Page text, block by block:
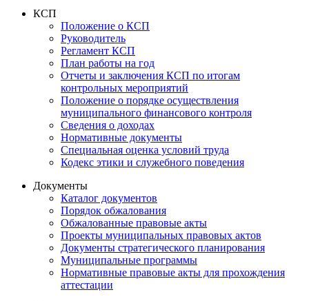
КСП
Положение о КСП
Руководитель
Регламент КСП
План работы на год
Отчеты и заключения КСП по итогам
контрольных мероприятий
Положение о порядке осуществления
муниципального финансового контроля
Сведения о доходах
Нормативные документы
Специальная оценка условий труда
Кодекс этики и служебного поведения
Документы
Каталог документов
Порядок обжалования
Обжалованные правовые акты
Проекты муниципальных правовых актов
Документы стратегического планирования
Муниципальные программы
Нормативные правовые акты для прохождения
аттестации